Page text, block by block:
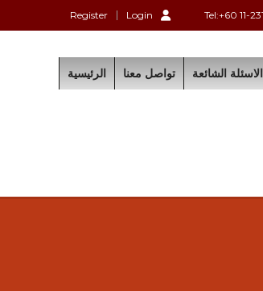
Login
Register
الرئيسية الاسئلة الشائعة تواصل معنا